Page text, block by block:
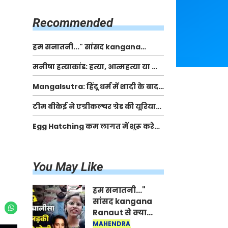
Recommended
हम सनातनी..." सांसद kangana
Ranaut से क्या बोली लड़की? Viral
Jantar-Mantar | CJP protest
मनीषा हत्याकांड: हत्या, आत्महत्या या कोई बड़ा राज?
| Full Story | Josh Haryana
Mangalsutra: हिंदू धर्म में शादी के बाद
मंगलसूत्र क्यों पहनती है महिलाएं, किसने
शुरु की ये परंपरा
टीम बीकेई ने एग्रीकल्चर ग्रेड की यूरिया
खाद गट्टों में बदलकर टेक्निकल ग्रेड में
बेचने वालों पर करवाई कार्रवाई:
Egg Hatching कम लागत में शुरू करे
You May Like
हम सनातनी..."
सांसद kangana
Ranaut से क्या
बोली लड़की? Viral
MAHENDRA